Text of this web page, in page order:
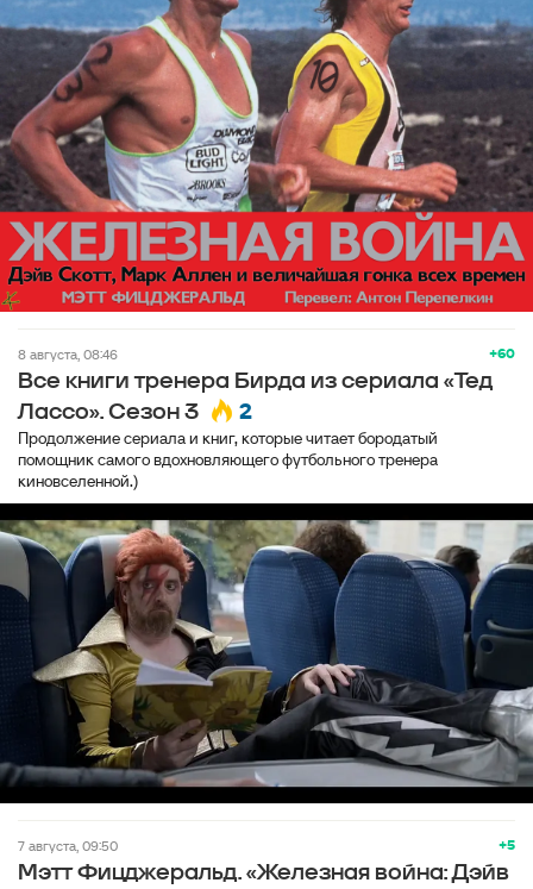
+60
8 августа, 08:46
Все книги тренера Бирда из сериала «Тед
Лассо». Сезон 3
2
Продолжение сериала и книг, которые читает бородатый
помощник самого вдохновляющего футбольного тренера
киновселенной.)
+5
7 августа, 09:50
Мэтт Фицджеральд. «Железная война: Дэйв